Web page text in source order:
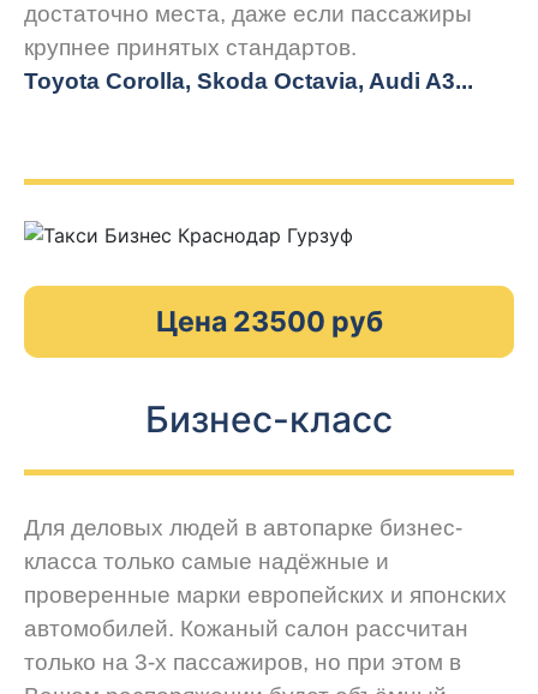
достаточно места, даже если пассажиры
крупнее принятых стандартов.
Toyota Corolla, Skoda Octavia, Audi A3...
Цена 23500 руб
Бизнес-класс
Для деловых людей в автопарке бизнес-
класса только самые надёжные и
проверенные марки европейских и японских
автомобилей. Кожаный салон рассчитан
только на 3-х пассажиров, но при этом в